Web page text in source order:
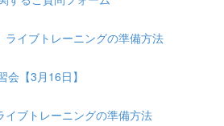
ライブトレーニングの準備方法
会【3月16日】
イブトレーニングの準備方法